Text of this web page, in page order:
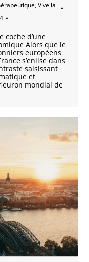
,Vive la
coche d’une
Alors que le
européens
s’enlise dans
saisissant
et
mondial de